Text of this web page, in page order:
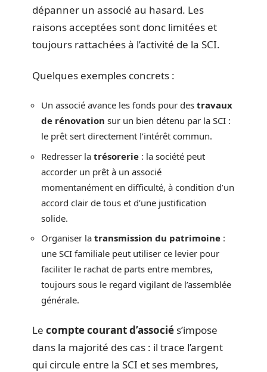
dépanner un associé au hasard. Les
raisons acceptées sont donc limitées et
toujours rattachées à l’activité de la SCI.
Quelques exemples concrets :
Un associé avance les fonds pour des travaux
de rénovation sur un bien détenu par la SCI :
le prêt sert directement l’intérêt commun.
Redresser la trésorerie : la société peut
accorder un prêt à un associé
momentanément en difficulté, à condition d’un
accord clair de tous et d’une justification
solide.
Organiser la transmission du patrimoine :
une SCI familiale peut utiliser ce levier pour
faciliter le rachat de parts entre membres,
toujours sous le regard vigilant de l’assemblée
générale.
Le compte courant d’associé s’impose
dans la majorité des cas : il trace l’argent
qui circule entre la SCI et ses membres,